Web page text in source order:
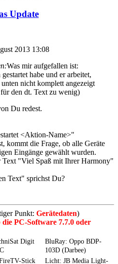
Update
2013 13:08
Was mir aufgefallen ist:
habe und er arbeitet,
nicht komplett angezeigt
den dt. Text zu wenig)
Du redest.
<Aktion-Name>"
kommt die Frage, ob alle Geräte
Eingänge gewählt wurden.
Text "Viel Spaß mit Ihrer Harmony"
Text" sprichst Du?
Punkt: Gerätedaten)
PC-Software 7.7.0 oder
Digit
BluRay: Oppo BDP-
103D (Darbee)
Stick
Licht: JB Media Light-